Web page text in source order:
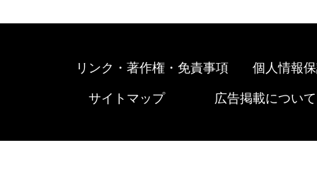
リンク・著作権・免責事項 個人情報
サイトマップ 広告掲載について